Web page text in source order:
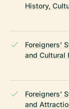
History,
Foreigners’
and Cultural
Foreigners’
and